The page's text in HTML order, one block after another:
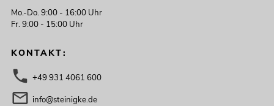
Mo.-Do. 9:00 - 16:00 Uhr
Fr. 9:00 - 15:00 Uhr
KONTAKT:
+49 931 4061 600
info@steinigke.de